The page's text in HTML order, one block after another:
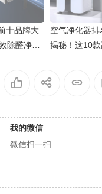
十品牌大
除醛净化
空气净化器
揭秘！这10款
我的微信
微信扫一扫